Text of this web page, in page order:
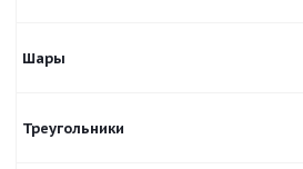
Шары
Треугольники